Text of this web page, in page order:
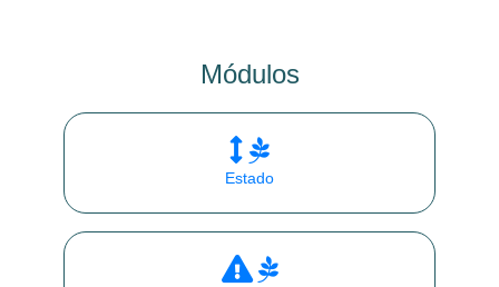
Módulos
Estado